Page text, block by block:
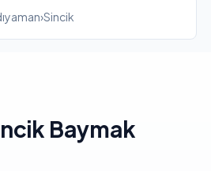
›Sincik
Baymak